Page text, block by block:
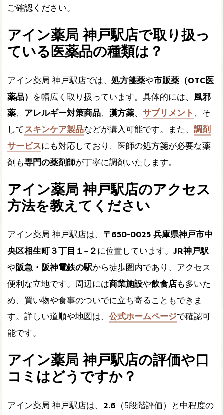
ご確認ください。
アイン薬局 神戸駅店で取り扱っ
ている医薬品の種類は？
アイン薬局 神戸駅店では、 処方箋薬や市販薬（OTC医
薬品） を幅広く取り扱っています。具体的には、 風邪
薬、 アレルギー対策商品、 漢方薬、 サプリメント 、そ
して スキンケア製品などが購入可能です。また、 調剤
サービスにも対応しており、医師の処方箋が必要な薬
剤も専門の薬剤師が丁寧に調剤いたします。
アイン薬局 神戸駅店のアクセス
方法を教えてください
アイン薬局 神戸駅店は、 〒650-0025 兵庫県神戸市中
央区相生町３丁目１−２ に位置しています。 JR神戸駅
や阪急・阪神電鉄の駅から徒歩圏内であり、アクセス
便利な立地です。周辺には商業施設や飲食店も多いた
め、買い物や食事のついでに立ち寄ることもできま
す。詳しい道順や地図は、 公式ホームページで確認可
能です。
アイン薬局 神戸駅店の評価や口
コミはどうですか？
アイン薬局 神戸駅店は、 2.6 （5段階評価）と中程度の